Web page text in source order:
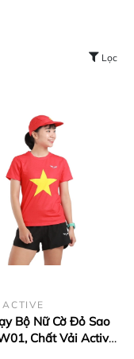
Lọc
Bộ Nữ Cờ Đỏ Sao
Chất Vải Active